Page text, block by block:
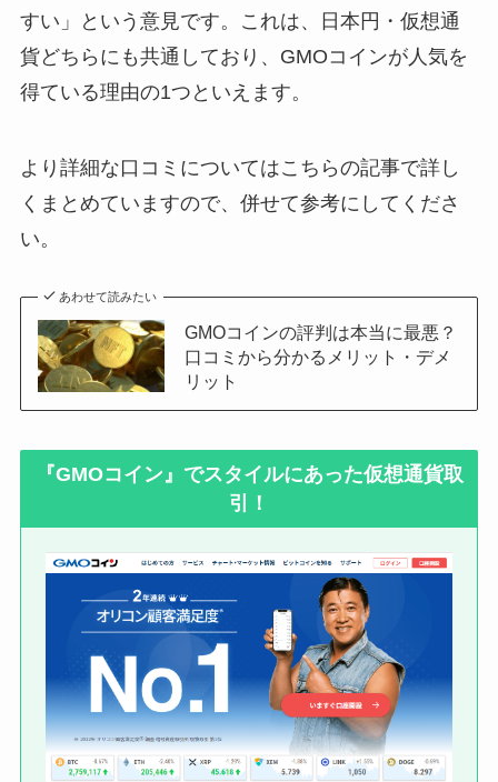
すい」という意見です。これは、日本円・仮想通
貨どちらにも共通しており、GMOコインが人気を
得ている理由の1つといえます。
より詳細な口コミについてはこちらの記事で詳し
くまとめていますので、併せて参考にしてくださ
い。
あわせて読みたい
GMOコインの評判は本当に最悪？
口コミから分かるメリット・デメ
リット
『GMOコイン』でスタイルにあった仮想通貨取
引！